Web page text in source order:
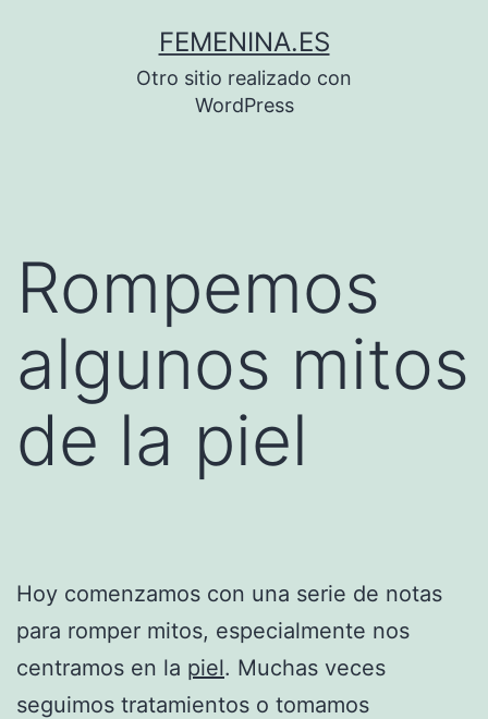
FEMENINA.ES
Otro sitio realizado con
WordPress
Rompemos
algunos mitos
de la piel
Hoy comenzamos con una serie de notas
para romper mitos, especialmente nos
centramos en la piel. Muchas veces
seguimos tratamientos o tomamos